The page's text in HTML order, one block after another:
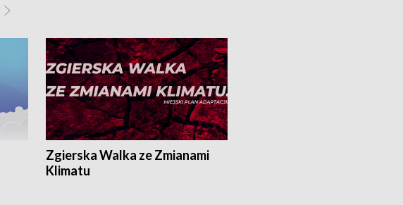
Zgierska Walka ze Zmianami
Klimatu